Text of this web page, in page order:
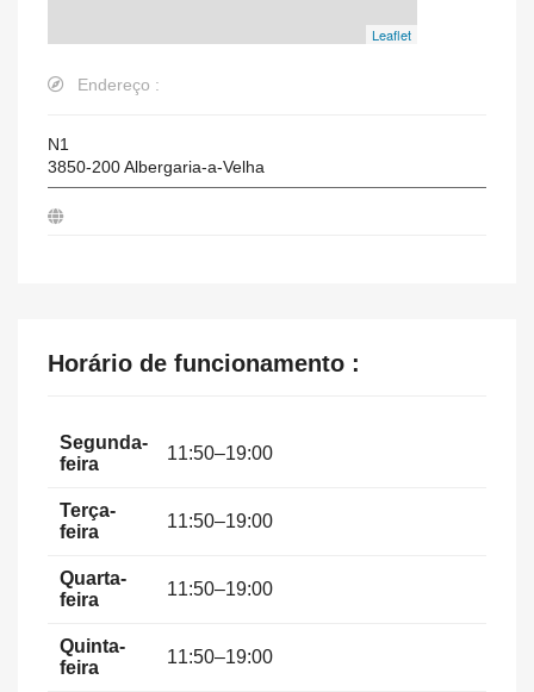
Leaflet
Endereço :
N1
3850-200Albergaria-a-Velha
Horário de funcionamento :
Segunda-
feira
11:50–19:00
Terça-
feira
11:50–19:00
Quarta-
feira
11:50–19:00
Quinta-
feira
11:50–19:00